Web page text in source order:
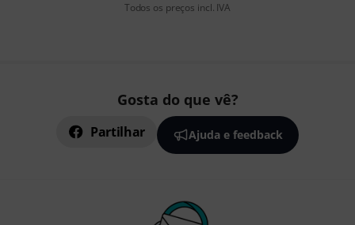
Todos os preços incl. IVA
Gosta do que vê?
Partilhar Ajuda e feedback